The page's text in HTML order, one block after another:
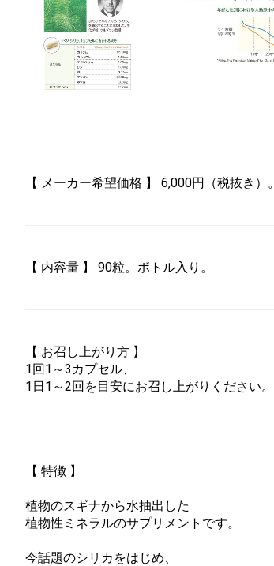
【 メーカー希望価格 】 6,000円（税抜き）。
【 内容量 】 90粒。ボトル入り。
【 お召し上がり方 】
1回1～3カプセル、
1日1～2回を目安にお召し上がりください。
【 特徴 】
植物のスギナから水抽出した
植物性ミネラルのサプリメントです。
今話題のシリカをはじめ、